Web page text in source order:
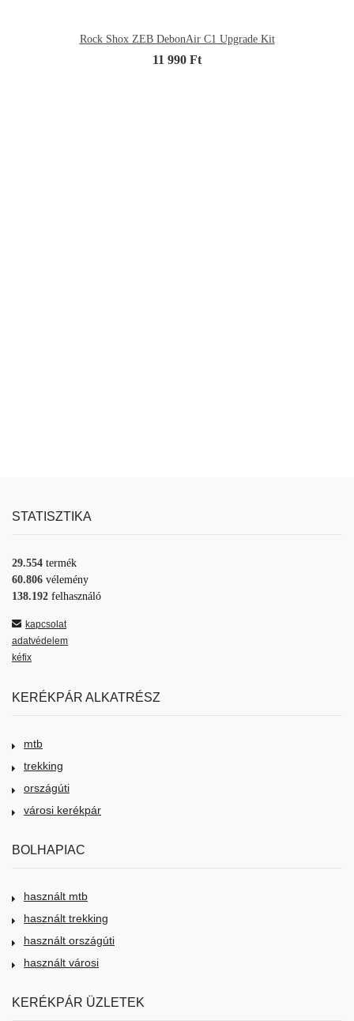
Rock Shox ZEB DebonAir C1 Upgrade Kit
11 990 Ft
STATISZTIKA
29.554 termék
60.806 vélemény
138.192 felhasználó
kapcsolat
adatvédelem
kéfix
KERÉKPÁR ALKATRÉSZ
mtb
trekking
országúti
városi kerékpár
BOLHAPIAC
használt mtb
használt trekking
használt országúti
használt városi
KERÉKPÁR ÜZLETEK